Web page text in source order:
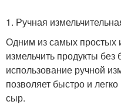
1. Ручная
Одним из самых простых
измельчить продукты без
использование ручной
позволяет быстро и
сыр.